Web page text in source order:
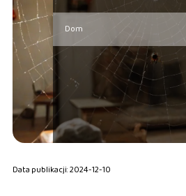
Dom
Data publikacji: 2024-12-10